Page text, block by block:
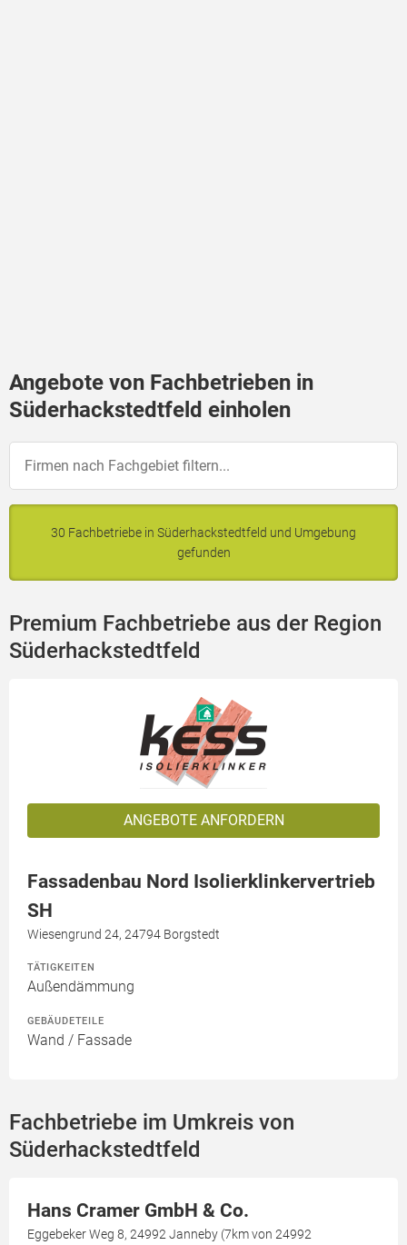
Angebote von Fachbetrieben in
Süderhackstedtfeld einholen
30 Fachbetriebe in Süderhackstedtfeld und Umgebung
gefunden
Premium Fachbetriebe aus der Region
Süderhackstedtfeld
ANGEBOTE ANFORDERN
Fassadenbau Nord Isolierklinkervertrieb
SH
Wiesengrund 24, 24794 Borgstedt
TÄTIGKEITEN
Außendämmung
GEBÄUDETEILE
Wand / Fassade
Fachbetriebe im Umkreis von
Süderhackstedtfeld
Hans Cramer GmbH & Co.
Eggebeker Weg 8, 24992 Janneby (7km von 24992